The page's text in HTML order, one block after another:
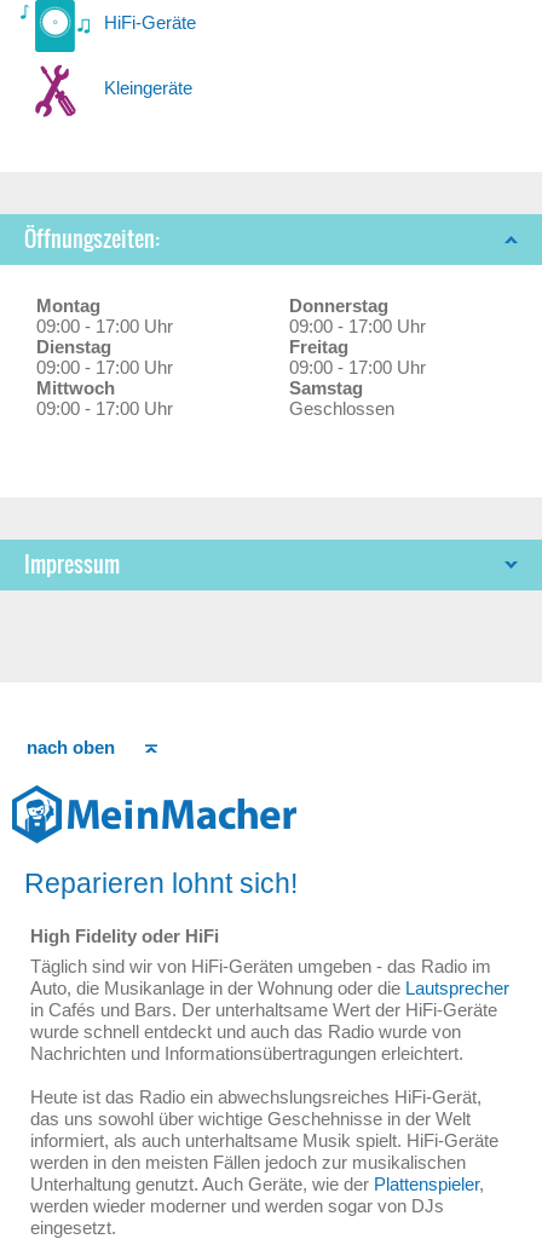
HiFi-Geräte
Kleingeräte
Öffnungszeiten:
Montag
09:00 - 17:00 Uhr
Dienstag
09:00 - 17:00 Uhr
Mittwoch
09:00 - 17:00 Uhr
Donnerstag
09:00 - 17:00 Uhr
Freitag
09:00 - 17:00 Uhr
Samstag
Geschlossen
Impressum
nach oben
Reparieren lohnt sich!
High Fidelity oder HiFi
Täglich sind wir von HiFi-Geräten umgeben - das Radio im
Auto, die Musikanlage in der Wohnung oder die Lautsprecher
in Cafés und Bars. Der unterhaltsame Wert der HiFi-Geräte
wurde schnell entdeckt und auch das Radio wurde von
Nachrichten und Informationsübertragungen erleichtert.
Heute ist das Radio ein abwechslungsreiches HiFi-Gerät,
das uns sowohl über wichtige Geschehnisse in der Welt
informiert, als auch unterhaltsame Musik spielt. HiFi-Geräte
werden in den meisten Fällen jedoch zur musikalischen
Unterhaltung genutzt. Auch Geräte, wie der Plattenspieler,
werden wieder moderner und werden sogar von DJs
eingesetzt.